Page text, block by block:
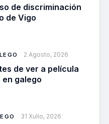
de discriminación
de Vigo
2 Agosto, 2026
de ver a película
en galego
31 Xullo, 2026